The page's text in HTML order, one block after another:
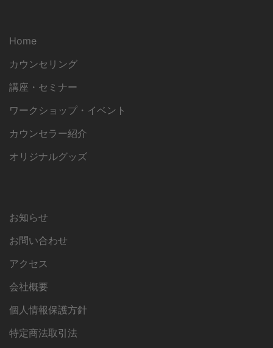
Home
カウンセリング
講座・セミナー
ワークショップ・イベント
カウンセラー紹介
オリジナルグッズ
お知らせ
お問い合わせ
アクセス
会社概要
個人情報保護方針
特定商法取引法